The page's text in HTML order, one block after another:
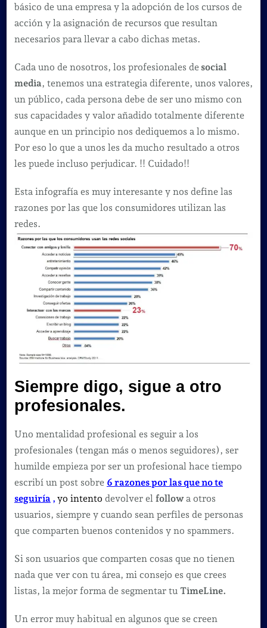
Redes
Sociales.
básico de una empresa y la adopción de los cursos de
acción y la asignación de recursos que resultan
necesarios para llevar a cabo dichas metas.
Cada uno de nosotros, los profesionales desocial
media, tenemos una estrategia diferente, unos valores,
un público, cada persona debe de ser uno mismo con
sus capacidades y valor añadido totalmente diferente
aunque en un principio nos dediquemos a lo mismo.
Por eso lo que a unos les da mucho resultado a otros
les puede incluso perjudicar. !! Cuidado!!
Esta infografía es muy interesante y nos define las
razones por las que los consumidores utilizan las
redes.
Siempre digo, sigue a otro
profesionales.
Uno mentalidad profesional es seguir a los
profesionales (tengan más o menos seguidores), ser
humilde empieza por ser un profesional hace tiempo
escribí un post sobre 6 razones por las que no te
seguiría , yo intento devolver el followa otros
usuarios, siempre y cuando sean perfiles de personas
que comparten buenos contenidos y no spammers.
Si son usuarios que comparten cosas que no tienen
nada que ver con tu área, mi consejo es que crees
listas, la mejor forma de segmentar tu TimeLine.
Un error muy habitual en algunos que se creen